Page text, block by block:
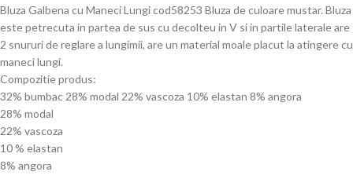
Bluza Galbena cu Maneci Lungi cod58253 Bluza de culoare mustar. Bluza
este petrecuta in partea de sus cu decolteu in V si in partile laterale are
2 snururi de reglare a lungimii, are un material moale placut la atingere cu
maneci lungi.
Compozitie produs:
32% bumbac 28% modal 22% vascoza 10% elastan 8% angora
28% modal
22% vascoza
10 % elastan
8% angora